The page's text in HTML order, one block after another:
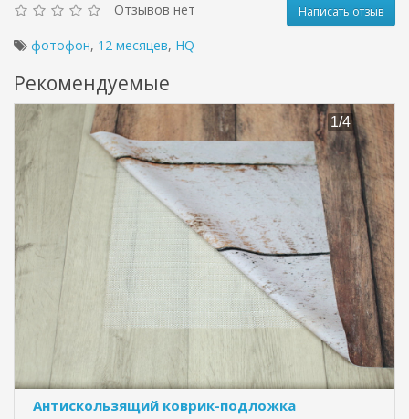
Отзывов нет Написать отзыв
фотофон, 12 месяцев, HQ
Рекомендуемые
Антискользящий коврик-подложка